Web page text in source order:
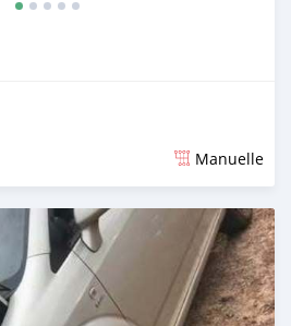
Manuelle